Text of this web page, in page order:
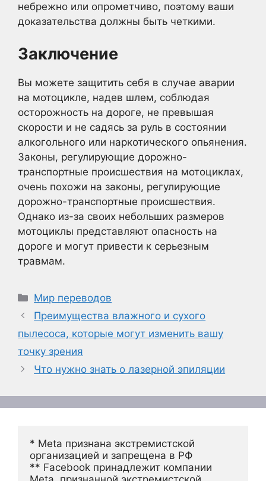
небрежно или опрометчиво, поэтому ваши
доказательства должны быть четкими.
Заключение
Вы можете защитить себя в случае аварии
на мотоцикле, надев шлем, соблюдая
осторожность на дороге, не превышая
скорости и не садясь за руль в состоянии
алкогольного или наркотического опьянения.
Законы, регулирующие дорожно-
транспортные происшествия на мотоциклах,
очень похожи на законы, регулирующие
дорожно-транспортные происшествия.
Однако из-за своих небольших размеров
мотоциклы представляют опасность на
дороге и могут привести к серьезным
травмам.
Рубрики
Мир переводов
Преимущества влажного и сухого
пылесоса, которые могут изменить вашу
точку зрения
Что нужно знать о лазерной эпиляции
* Meta признана экстремистской
организацией и запрещена в РФ
** Facebook принадлежит компании